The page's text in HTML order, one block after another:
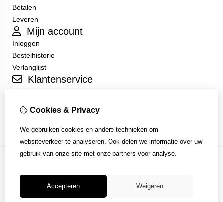
Betalen
Leveren
Mijn account
Inloggen
Bestelhistorie
Verlanglijst
Klantenservice
Contact
Algemene Voorwaarden
Cookies & Privacy
We gebruiken cookies en andere technieken om
websiteverkeer te analyseren. Ook delen we informatie over uw
gebruik van onze site met onze partners voor analyse.
Accepteren Weigeren